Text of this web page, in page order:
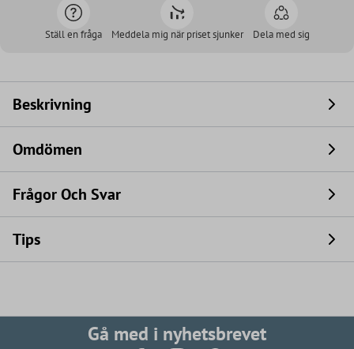
Ställ en fråga Meddela mig när priset sjunker Dela med sig
Beskrivning
Omdömen
Frågor Och Svar
Tips
Gå med i nyhetsbrevet